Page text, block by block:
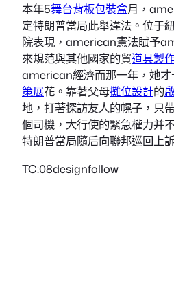
本年5舞台背板包裝盒月，
定特朗普當局此舉違法。位于
院表現，american憲法賦予
來規范與其他國家的貿道具製
american經濟而那一年，她才
策展花。靠著父母攤位設計的
地，打著探訪友人的幌子，只
個司機，大行使的緊急權力并
特朗普當局隨后向聯邦巡回上
TC:08designfollow